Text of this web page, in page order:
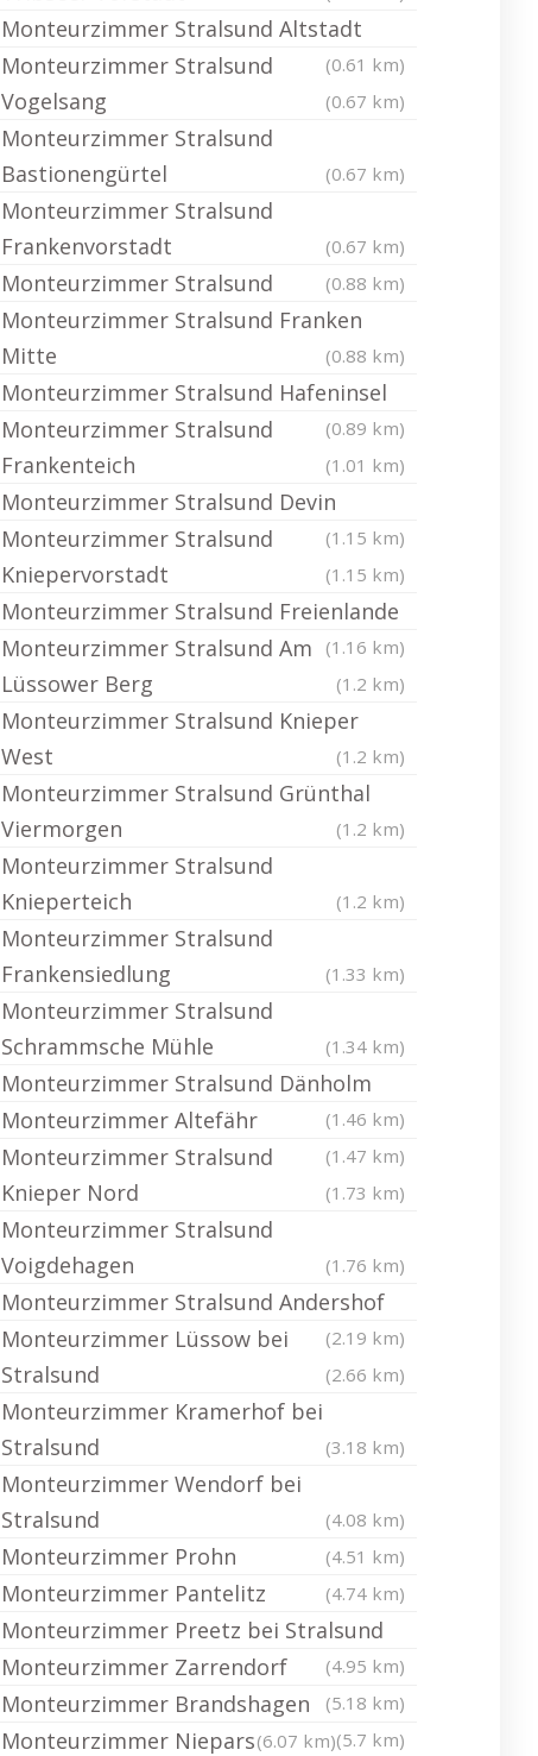
Monteurzimmer Stralsund Altstadt
(0.61 km)
Monteurzimmer Stralsund
Vogelsang
(0.67 km)
Monteurzimmer Stralsund
Bastionengürtel
(0.67 km)
Monteurzimmer Stralsund
Frankenvorstadt
(0.67 km)
Monteurzimmer Stralsund (0.88 km)
Monteurzimmer Stralsund Franken
Mitte
(0.88 km)
Monteurzimmer Stralsund Hafeninsel
(0.89 km)
Monteurzimmer Stralsund
Frankenteich
(1.01 km)
Monteurzimmer Stralsund Devin
(1.15 km)
Monteurzimmer Stralsund
Kniepervorstadt
(1.15 km)
Monteurzimmer Stralsund Freienlande
(1.16 km)
Monteurzimmer Stralsund Am
Lüssower Berg
(1.2 km)
Monteurzimmer Stralsund Knieper
West
(1.2 km)
Monteurzimmer Stralsund Grünthal
Viermorgen
(1.2 km)
Monteurzimmer Stralsund
Knieperteich
(1.2 km)
Monteurzimmer Stralsund
Frankensiedlung
(1.33 km)
Monteurzimmer Stralsund
Schrammsche Mühle
(1.34 km)
Monteurzimmer Stralsund Dänholm
(1.46 km)
Monteurzimmer Altefähr
(1.47 km)
Monteurzimmer Stralsund
Knieper Nord
(1.73 km)
Monteurzimmer Stralsund
Voigdehagen
(1.76 km)
Monteurzimmer Stralsund Andershof
(2.19 km)
Monteurzimmer Lüssow bei
Stralsund
(2.66 km)
Monteurzimmer Kramerhof bei
Stralsund
(3.18 km)
Monteurzimmer Wendorf bei
Stralsund
(4.08 km)
Monteurzimmer Prohn (4.51 km)
Monteurzimmer Pantelitz (4.74 km)
Monteurzimmer Preetz bei Stralsund
(4.95 km)
Monteurzimmer Zarrendorf
(5.18 km)
Monteurzimmer Brandshagen
(5.7 km)
Monteurzimmer Niepars(6.07 km)